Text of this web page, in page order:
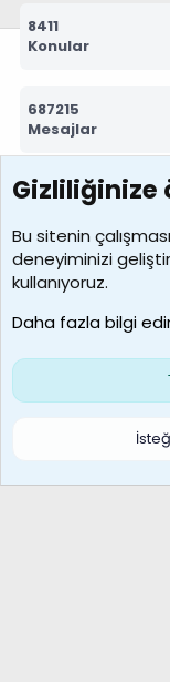
8411
Konular
687215
Mesajlar
7388
Kullanıcılar
borabekirogluu
Son üye
Çerezler
Gizliliğinize
Bu sitenin
deneyiminizi
kullanıyoruz.
Daha fazla bilgi